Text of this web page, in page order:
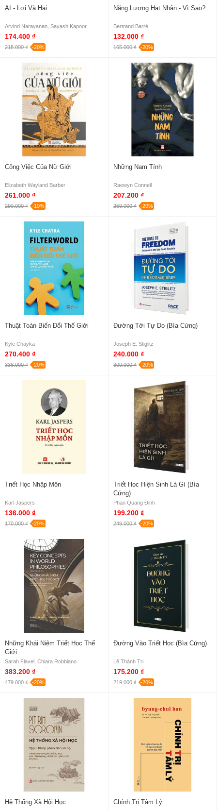
AI - Lợi Và Hại
Arvind Narayanan, Sayash Kapoor
174.400 ₫
218.000 ₫ -20%
Năng Lượng Hạt Nhân - Vì Sao?
Bertrand Barré
132.000 ₫
165.000 ₫ -20%
Công Việc Của Nữ Giới
Elizabeth Wayland Barber
261.000 ₫
290.000 ₫ -10%
Những Nam Tính
Raewyn Connell
207.200 ₫
259.000 ₫ -20%
Thuật Toán Biến Đổi Thế Giới
Kyle Chayka
270.400 ₫
338.000 ₫ -20%
Đường Tới Tự Do (Bìa Cứng)
Joseph E. Stiglitz
240.000 ₫
300.000 ₫ -20%
Triết Học Nhập Môn
Karl Jaspers
136.000 ₫
170.000 ₫ -20%
Triết Học Hiện Sinh Là Gì (Bìa
Cứng)
Phan Quang Định
199.200 ₫
249.000 ₫ -20%
Những Khái Niệm Triết Học Thế
Giới
Sarah Flavel, Chiara Robbiano
383.200 ₫
479.000 ₫ -20%
Đường Vào Triết Học (Bìa Cứng)
Lê Thành Trị
175.200 ₫
219.000 ₫ -20%
Hệ Thống Xã Hội Học Chính Trị Tâm Lý